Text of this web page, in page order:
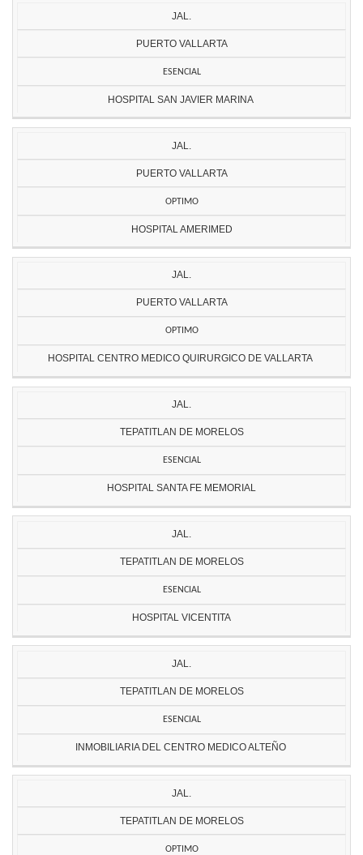
JAL.
PUERTO VALLARTA
ESENCIAL
HOSPITAL SAN JAVIER MARINA
JAL.
PUERTO VALLARTA
OPTIMO
HOSPITAL AMERIMED
JAL.
PUERTO VALLARTA
OPTIMO
HOSPITAL CENTRO MEDICO QUIRURGICO DE VALLARTA
JAL.
TEPATITLAN DE MORELOS
ESENCIAL
HOSPITAL SANTA FE MEMORIAL
JAL.
TEPATITLAN DE MORELOS
ESENCIAL
HOSPITAL VICENTITA
JAL.
TEPATITLAN DE MORELOS
ESENCIAL
INMOBILIARIA DEL CENTRO MEDICO ALTEÑO
JAL.
TEPATITLAN DE MORELOS
OPTIMO